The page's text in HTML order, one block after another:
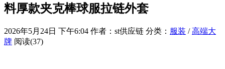
料厚款夹克棒球服拉链外套
2026年5月24日 下午6:04 作者：st供应链 分类： 服装 /高端大
牌 阅读(37)